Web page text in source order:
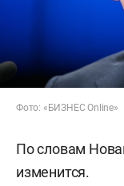
Фото: «БИЗНЕС Online»
По словам
изменится.